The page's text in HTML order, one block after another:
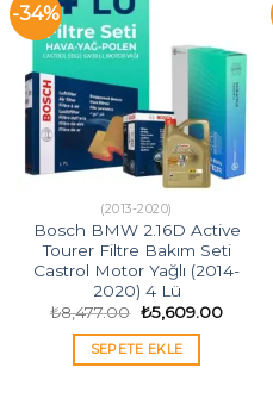
-34%
(2013-2020)
Bosch BMW 2.16D Active
Tourer Filtre Bakım Seti
Castrol Motor Yağlı (2014-
2020) 4 Lü
₺8,477.00 Orijinal
fiyat:
₺8,477.00.
₺5,609.00Şu
SEPETE EKLE